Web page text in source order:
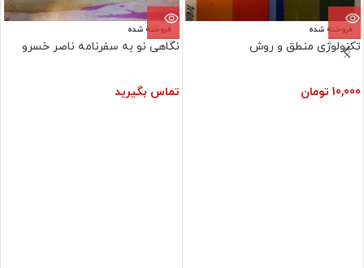
فروخته شده
تکنولوژی منطق و روش
10,000 تومان
فروخته شده
نگاهی نو به سفرنامه ناصر خسرو
تماس بگیرید